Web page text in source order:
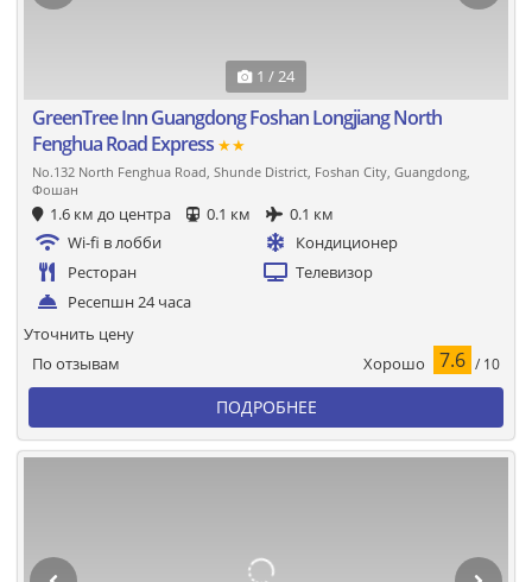
1 / 24
GreenTree Inn Guangdong Foshan Longjiang North
Fenghua Road Express ★★
No.132 North Fenghua Road, Shunde District, Foshan City, Guangdong,
Фошан
1.6 км до центра 0.1 км
0.1 км
Wi-fi в лобби
Кондиционер
Ресторан
Телевизор
Ресепшн 24 часа
По отзывам Хорошо 7.6 / 10
Уточнить цену
ПОДРОБНЕЕ